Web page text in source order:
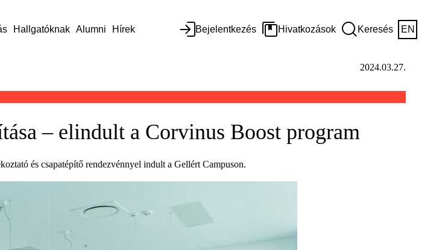
Hallgatóknak Alumni Hírek Bejelentkezés Hivatkozások Keresés EN
2024.03.27.
– elindult a Corvinus Boost program
és csapatépítő rendezvénnyel indult a Gellért Campuson.